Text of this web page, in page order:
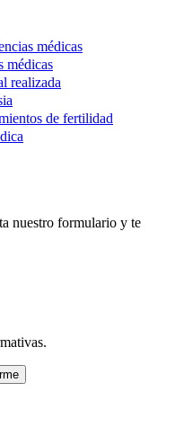
médicas
médicas
realizada
de fertilidad
nuestro formulario y te